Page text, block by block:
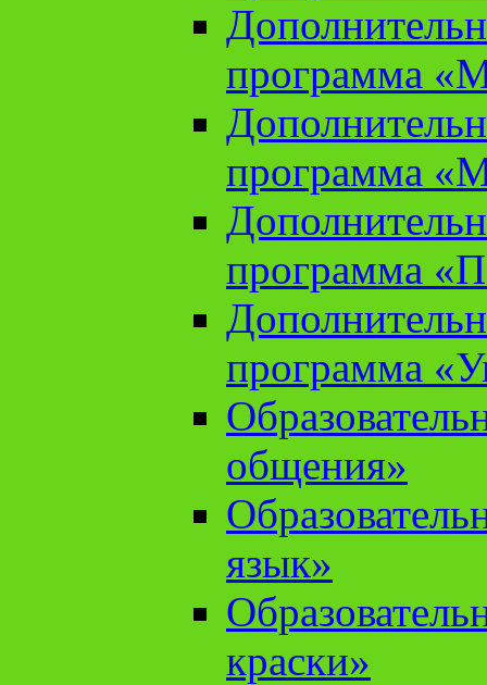
программа
программа
программа
программа
общения»
язык»
краски»